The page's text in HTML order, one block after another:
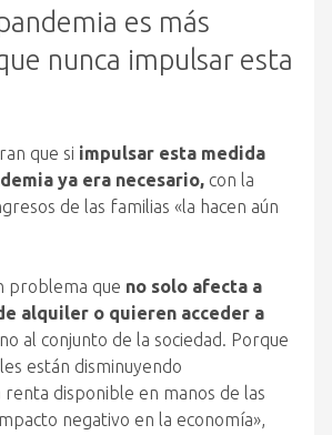
es más
nunca impulsar esta
que si impulsar esta medida
ya era necesario, con la
de las familias «la hacen aún
problema que no solo afecta a
alquiler o quieren acceder a
al conjunto de la sociedad. Porque
están disminuyendo
disponible en manos de las
negativo en la economía»,